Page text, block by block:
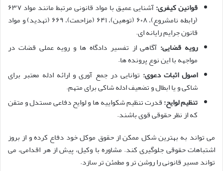
قوانین کیفری:
آشنایی عمیق با مواد قانونی مرتبط مانند مواد ۶۳۷
(رابطه نامشروع)، ۶۰۸ (توهین)، ۶۴۱ (مزاحمت)، ۶۶۹ (تهدید) و مواد
قانون جرایم رایانه ای.
رویه قضایی: آگاهی از تفسیر دادگاه ها و رویه عملی قضات در
مواجهه با این نوع پرونده ها.
اصول اثبات دعوی: توانایی در جمع آوری و ارائه ادله معتبر برای
شاکی و یا ابطال و تضعیف ادله شاکی برای متهم.
تنظیم لوایح:قدرت تنظیم شکواییه ها و لوایح دفاعی مستدل و متقن
که از نظر حقوقی قوی باشند.
می تواند به بهترین شکل ممکن از حقوق موکل خود دفاع کرده و از بروز
اشتباهات حقوقی جلوگیری کند. مشاوره با وکیل، پیش از هر اقدامی، می
تواند مسیر قانونی را روشن تر و مطمئن تر سازد.